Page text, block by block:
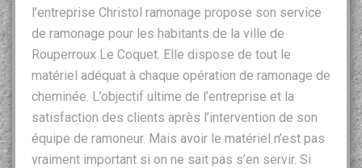
l’entreprise Christol ramonage propose son service
de ramonage pour les habitants de la ville de
Rouperroux Le Coquet. Elle dispose de tout le
matériel adéquat à chaque opération de ramonage de
cheminée. L’objectif ultime de l’entreprise et la
satisfaction des clients après l’intervention de son
équipe de ramoneur. Mais avoir le matériel n’est pas
vraiment important si on ne sait pas s’en servir. Si